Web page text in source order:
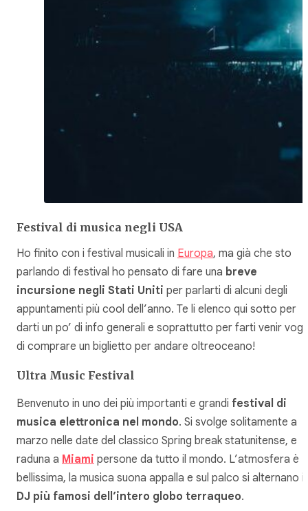
Festival di musica negli USA
Ho finito con i festival musicali in Europa, ma già che sto
parlando di festival ho pensato di fare una breve
incursione negli Stati Uniti per parlarti di alcuni degli
appuntamenti più cool dell’anno. Te li elenco qui sotto per
darti un po’ di info generali e soprattutto per farti venir
di comprare un biglietto per andare oltreoceano!
Ultra Music Festival
Benvenuto in uno dei più importanti e grandi festival di
musica elettronica nel mondo. Si svolge solitamente a
marzo nelle date del classico Spring break statunitense, e
raduna a Miami persone da tutto il mondo. L’atmosfera è
bellissima, la musica suona appalla e sul palco si alternano i
DJ più famosi dell’intero globo terraqueo.